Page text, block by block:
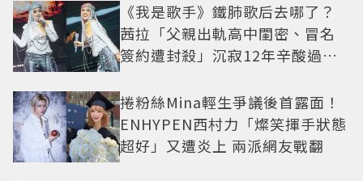
《我是歌手》鐵肺歌后去哪了？
茜拉「父親出軌高中閨密、冒名
簽約遭封殺」沉寂12年辛酸過往
捲粉絲Mina輕生爭議後首露面！
ENHYPEN西村力「燦笑揮手狀態
超好」又遭炎上 兩派網友戰翻